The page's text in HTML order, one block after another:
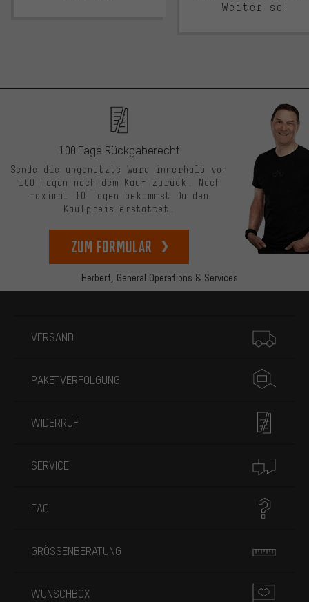
Weiter so!
Herbert, General Operations & Services
100 Tage Rückgaberecht
Sende die ungenutzte Ware innerhalb von
100 Tagen nach dem Kauf zurück. Nach
maximal 10 Tagen bekommst Du den
Kaufpreis erstattet.
zum Formular
VERSAND
PAKETVERFOLGUNG
WIDERRUF
SERVICE
FAQ
GRÖSSENBERATUNG
WUNSCHBOX